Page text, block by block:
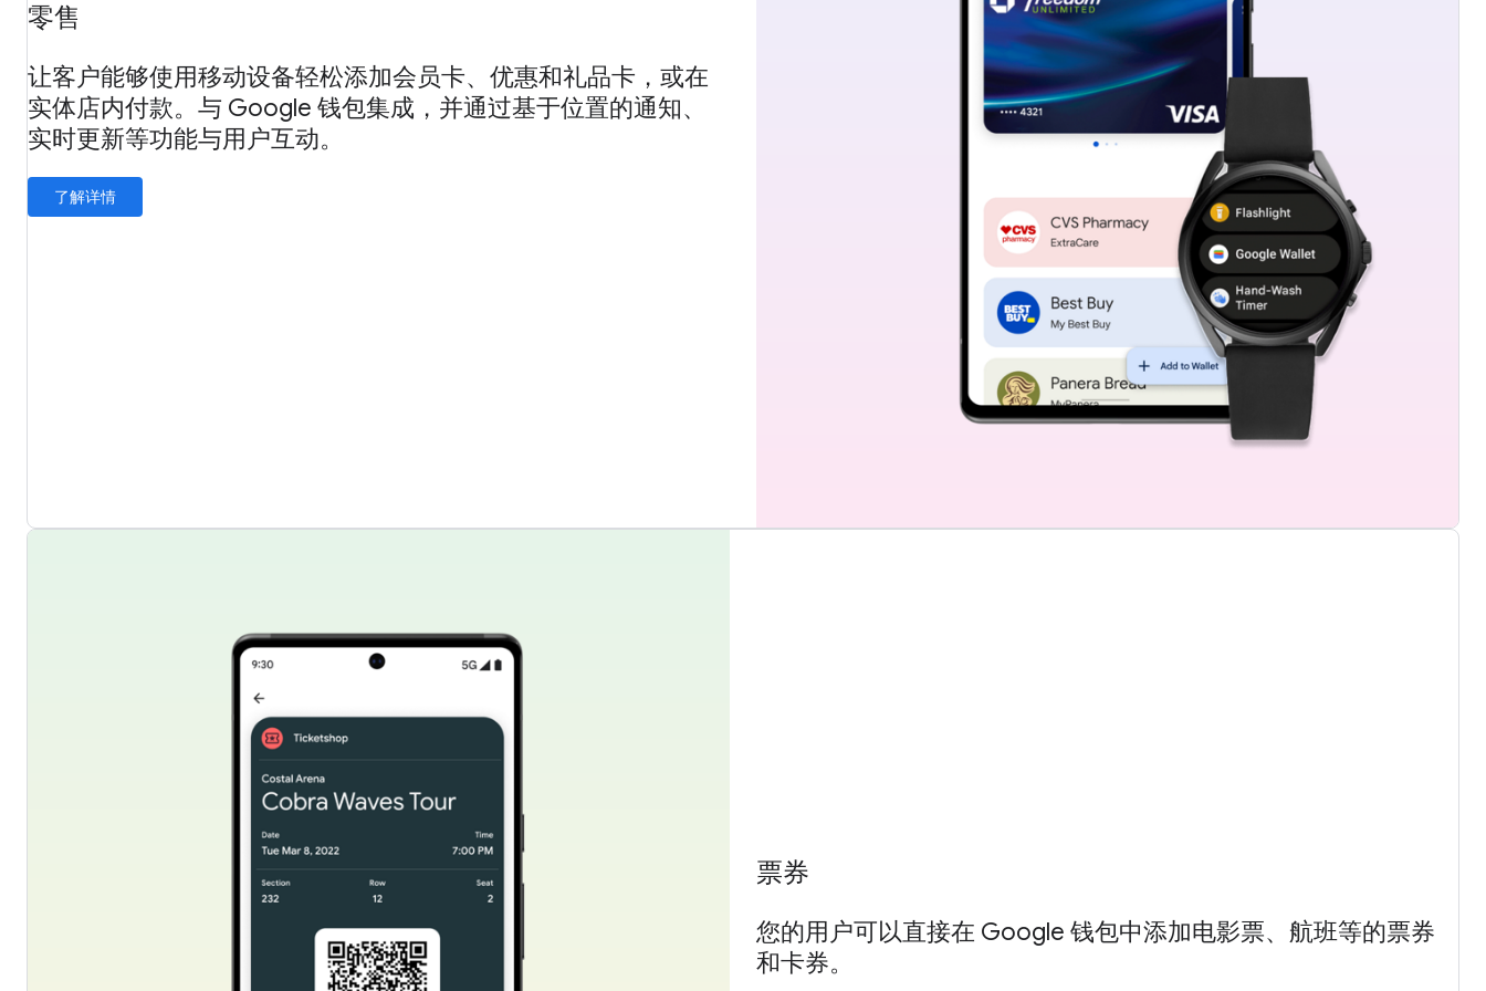
零售
让客户能够使用移动设备轻松添加会员卡、优惠和礼品卡，或在
实体店内付款。与 Google 钱包集成，并通过基于位置的通知、
实时更新等功能与用户互动。
了解详情
票券
您的用户可以直接在 Google 钱包中添加电影票、航班等的票券
和卡券。